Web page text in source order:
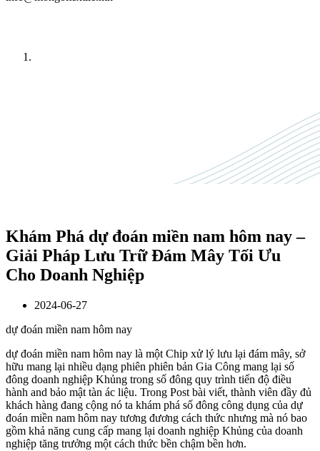
Khám Phá dự đoán miền nam hôm nay –
Giải Pháp Lưu Trữ Đám Mây Tối Ưu
Cho Doanh Nghiệp
2024-06-27
dự đoán miền nam hôm nay
dự đoán miền nam hôm nay là một Chip xử lý lưu lại đám mây, sở
hữu mang lại nhiều dạng phiên phiên bản Gia Công mang lại số
đông doanh nghiệp Khủng trong số đông quy trình tiến độ điều
hành and bảo mật tàn ác liệu. Trong Post bài viết, thành viên đầy đủ
khách hàng đang cộng nó ta khám phá số đông công dụng của dự
đoán miền nam hôm nay tương đương cách thức nhưng mà nó bao
gồm khả năng cung cấp mang lại doanh nghiệp Khủng của doanh
nghiệp tăng trưởng một cách thức bền chậm bền hơn.